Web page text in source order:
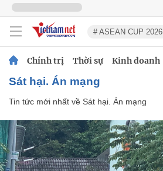
# ASEAN CUP 2026
Chính trị Thời sự Kinh doanh
Sát hại. Án mạng
Tin tức mới nhất về Sát hại. Án mạng